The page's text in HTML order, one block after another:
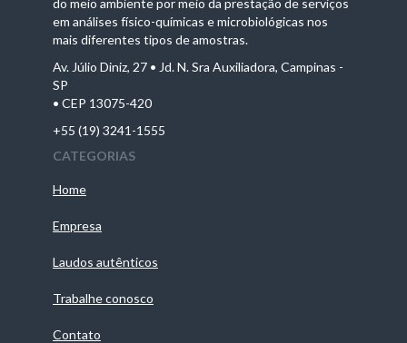
do meio ambiente por meio da prestação de serviços
em análises físico-químicas e microbiológicas nos
mais diferentes tipos de amostras.
Av. Júlio Diniz, 27 • Jd. N. Sra Auxiliadora, Campinas -
SP
• CEP 13075-420
+55 (19) 3241-1555
CATEGORIAS
Home
Empresa
Laudos autênticos
Trabalhe conosco
Contato